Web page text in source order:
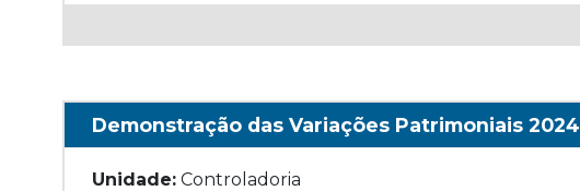
Demonstração das Variações Patrimoniais 2024
Unidade: Controladoria